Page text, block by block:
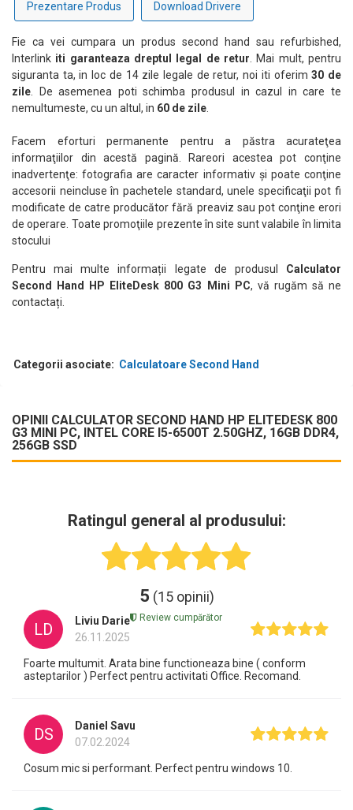
Prezentare Produs Download Drivere
Fie ca vei cumpara un produs second hand sau refurbished,
Interlink iti garanteaza dreptul legal de retur . Mai mult, pentru
siguranta ta, in loc de 14 zile legale de retur, noi iti oferim30 de
zile . De asemenea poti schimba produsul in cazul in care te
nemultumeste, cu un altul, in 60 de zile
Facem eforturi permanente pentru a păstra acurateţea
informaţiilor din acestă pagină. Rareori acestea pot conţine
inadvertenţe: fotografia are caracter informativ şi poate conţine
accesorii neincluse în pachetele standard, unele specificaţii pot fi
modificate de catre producător fără preaviz sau pot conţine erori
de operare. Toate promoţiile prezente în site sunt valabile în limita
stocului
Pentru mai multe informații legate de produsul Calculator
Second Hand HP EliteDesk 800 G3 Mini PC, vă rugăm să ne
contactați.
Categorii asociate: Calculatoare Second Hand
OPINII CALCULATOR SECOND HAND HP ELITEDESK 800
G3 MINI PC, INTEL CORE I5-6500T 2.50GHZ, 16GB DDR4,
256GB SSD
Ratingul general al produsului:
5 (15 opinii)
LD
Liviu Darie
26.11.2025
Review cumpărător
Foarte multumit. Arata bine functioneaza bine ( conform
asteptarilor ) Perfect pentru activitati Office. Recomand.
DS
Daniel Savu
07.02.2024
Cosum mic si performant. Perfect pentru windows 10.